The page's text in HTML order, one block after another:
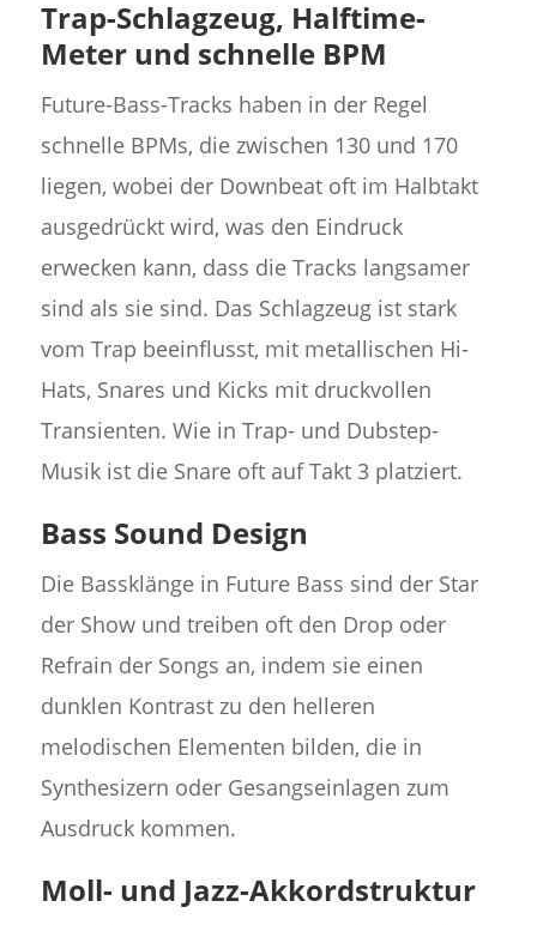
Trap-Schlagzeug, Halftime-
Meter und schnelle BPM
Future-Bass-Tracks haben in der Regel
schnelle BPMs, die zwischen 130 und 170
liegen, wobei der Downbeat oft im Halbtakt
ausgedrückt wird, was den Eindruck
erwecken kann, dass die Tracks langsamer
sind als sie sind. Das Schlagzeug ist stark
vom Trap beeinflusst, mit metallischen Hi-
Hats, Snares und Kicks mit druckvollen
Transienten. Wie in Trap- und Dubstep-
Musik ist die Snare oft auf Takt 3 platziert.
Bass Sound Design
Die Bassklänge in Future Bass sind der Star
der Show und treiben oft den Drop oder
Refrain der Songs an, indem sie einen
dunklen Kontrast zu den helleren
melodischen Elementen bilden, die in
Synthesizern oder Gesangseinlagen zum
Ausdruck kommen.
Moll- und Jazz-Akkordstruktur